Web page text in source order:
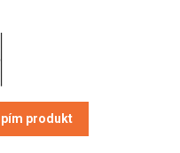
produkt